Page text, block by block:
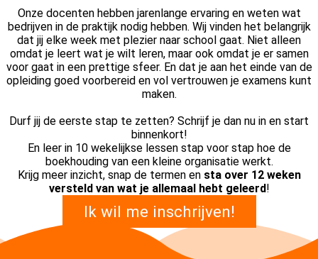
Onze docenten hebben jarenlange ervaring en weten wat
bedrijven in de praktijk nodig hebben. Wij vinden het belangrijk
dat jij elke week met plezier naar school gaat. Niet alleen
omdat je leert wat je wilt leren, maar ook omdat je er samen
voor gaat in een prettige sfeer. En dat je aan het einde van de
opleiding goed voorbereid en vol vertrouwen je examens kunt
maken.
Durf jij de eerste stap te zetten? Schrijf je dan nu in en start
binnenkort!
En leer in 10 wekelijkse lessen stap voor stap hoe de
boekhouding van een kleine organisatie werkt.
Krijg meer inzicht, snap de termen en sta over 12 weken
versteld van wat je allemaal hebt geleerd!
Ik wil me inschrijven!